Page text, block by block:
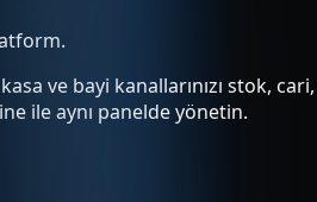
ve bayi kanallarınızı stok, cari,
ile aynı panelde yönetin.